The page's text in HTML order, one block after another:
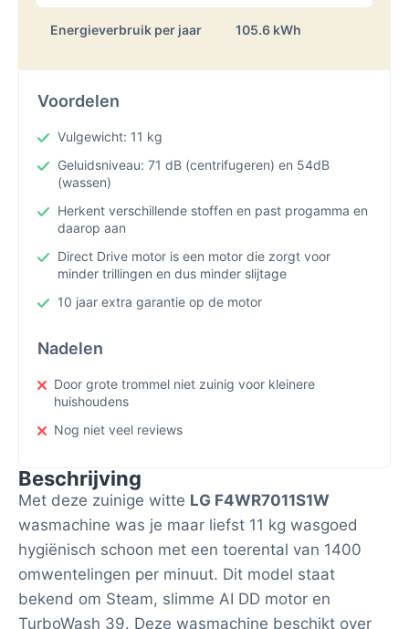
Energieverbruik per jaar 105.6 kWh
Voordelen
Vulgewicht: 11 kg
Geluidsniveau: 71 dB (centrifugeren) en 54dB
(wassen)
Herkent verschillende stoffen en past progamma en
daarop aan
Direct Drive motor is een motor die zorgt voor
minder trillingen en dus minder slijtage
10 jaar extra garantie op de motor
Nadelen
Door grote trommel niet zuinig voor kleinere
huishoudens
Nog niet veel reviews
Beschrijving
Met deze zuinige witte LG F4WR7011S1W
wasmachine was je maar liefst 11 kg wasgoed
hygiënisch schoon met een toerental van 1400
omwentelingen per minuut. Dit model staat
bekend om Steam, slimme AI DD motor en
TurboWash 39. Deze wasmachine beschikt over